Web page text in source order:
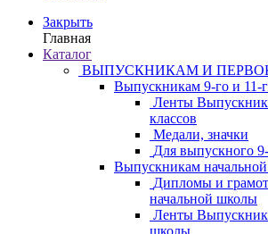
Закрыть
Главная
Каталог
ВЫПУСКНИКАМ И
Выпускникам 9-го и 11-
Ленты
классов
Медали, значки
Для выпускного
Выпускникам
Дипломы и
начальной школы
Ленты
школы